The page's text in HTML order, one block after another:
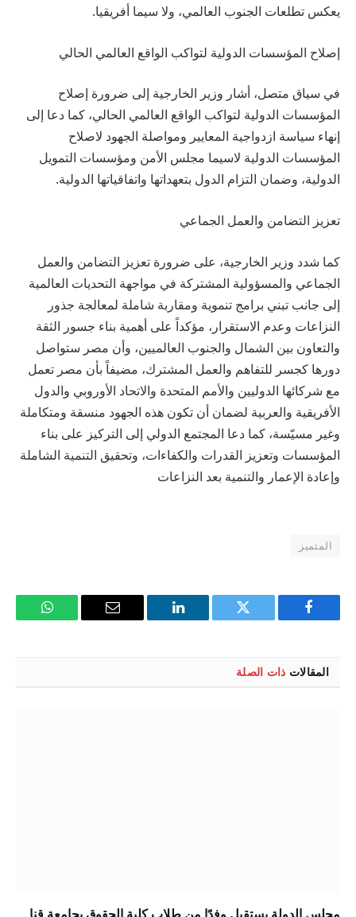
يعكس تطلعات الجنوب العالمي، ولا سيما أفريقيا.
إصلاح المؤسسات الدولية لتواكب الواقع العالمي الحالي
في سياق متصل، أشار وزير الخارجية إلى ضرورة إصلاح
المؤسسات الدولية لتواكب الواقع العالمي الحالي، كما دعا إلى
إنهاء سياسة ازدواجية المعايير ومواصلة الجهود لاصلاح
المؤسسات الدولية لاسيما مجلس الأمن ومؤسسات التمويل
الدولية، وضمان التزام الدول بتعهداتها واتفاقياتها الدولية.
تعزيز التضامن والعمل الجماعي
كما شدد وزير الخارجية، على ضرورة تعزيز التضامن والعمل
الجماعي والمسؤولية المشتركة في مواجهة التحديات العالمية
إلى جانب تبني برامج تنموية ومقاربة شاملة لمعالجة جذور
النزاعات وعدم الاستقرار، مؤكداً على أهمية بناء جسور الثقة
والتعاون بين الشمال والجنوب العالميين، وأن مصر ستواصل
دورها كجسر للتفاهم والعمل المشترك، مضيفاً بأن مصر تعمل
مع شركائها الدوليين والأمم المتحدة والاتحاد الأوروبي والدول
الأفريقية والعربية لضمان أن تكون هذه الجهود منسقة ومتكاملة
وغير مسيّسة، كما دعا المجتمع الدولي إلى التركيز على بناء
المؤسسات وتعزيز القدرات والكفاءات، وتحقيق التنمية الشاملة
وإعادة الإعمار والتنمية بعد النزاعات
المتميز
فيسبوك تويتر لينكدإن
البريد
واتساب
المقالات ذات الصلة